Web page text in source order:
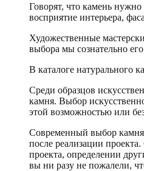
Говорят, что камень
восприятие интерьера,
Художественные
выбора мы сознательно
В каталоге натурального
Среди образцов
камня. Выбор
этой возможностью или
Современный выбор камня
после реализации
проекта, определении
вы ни разу не пожалели,